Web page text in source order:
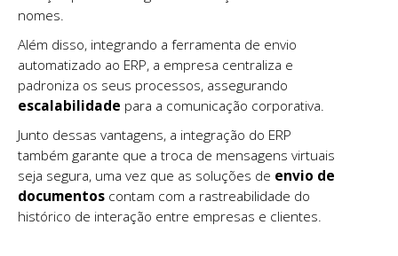
nomes.
Além disso, integrando a ferramenta de envio
automatizado ao ERP, a empresa centraliza e
padroniza os seus processos, assegurando
escalabilidade para a comunicação corporativa.
Junto dessas vantagens, a integração do ERP
também garante que a troca de mensagens virtuais
seja segura, uma vez que as soluções de envio de
documentos contam com a rastreabilidade do
histórico de interação entre empresas e clientes.